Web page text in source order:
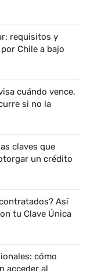
requisitos y
Chile a bajo
cuándo vence,
si no la
claves que
un crédito
Así
tu Clave Única
cómo
acceder al